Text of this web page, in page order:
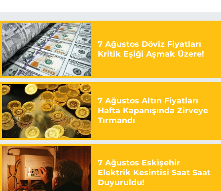
7 Ağustos Döviz Fiyatları
Kritik Eşiği Aşmak Üzere!
7 Ağustos Altın Fiyatları
Hafta Kapanışında Zirveye
Tırmandı
7 Ağustos Eskişehir
Elektrik Kesintisi Saat Saat
Duyuruldu!